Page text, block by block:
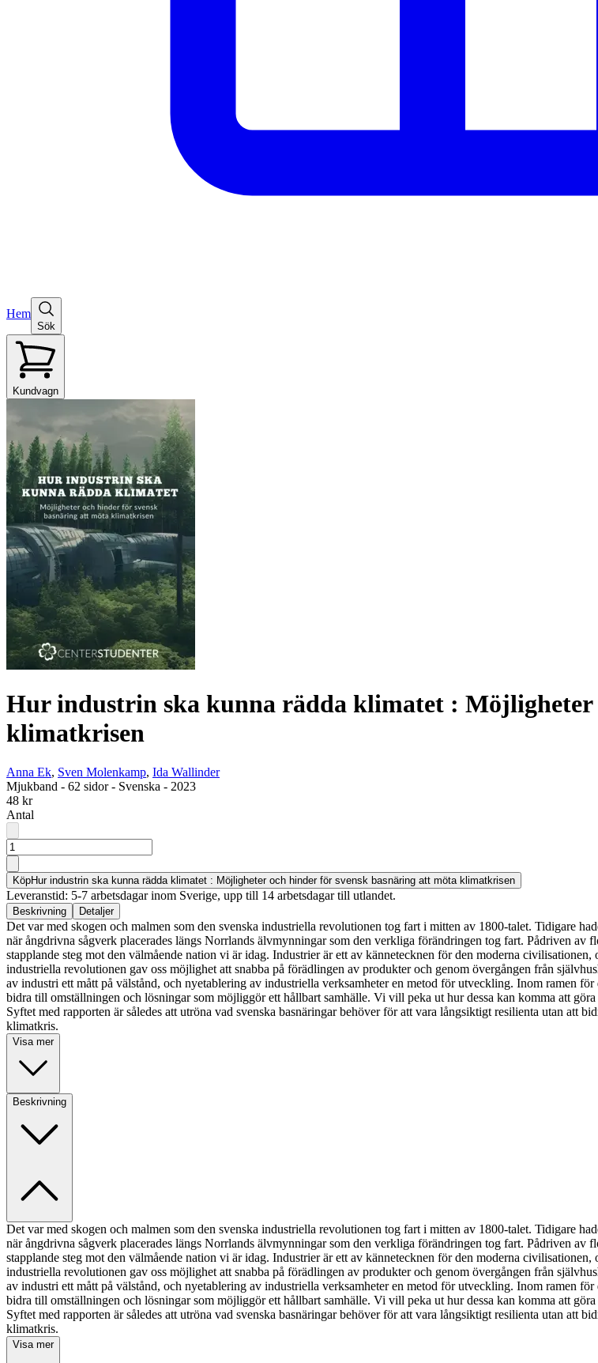
Hem
Sök
Kundvagn
Hur industrin ska kunna rädda klimatet : Möjligheter
klimatkrisen
Anna Ek, Sven Molenkamp, Ida Wallinder
Mjukband - 62 sidor- Svenska - 2023
48 kr
Antal
KöpHur industrin ska kunna rädda klimatet : Möjligheter och hinder för svensk basnäring att möta klimatkrisen
Leveranstid: 5-7 arbetsdagar inom Sverige, upp till 14 arbetsdagar till utlandet.
Beskrivning Detaljer
Det var med skogen och malmen som den svenska industriella revolutionen tog fart i mitten av 1800-talet. Tidigare
när ångdrivna sågverk placerades längs Norrlands älvmynningar som den verkliga förändringen tog fart. Pådriven
stapplande steg mot den välmående nation vi är idag. Industrier är ett av kännetecknen för den moderna
industriella revolutionen gav oss möjlighet att snabba på förädlingen av produkter och genom övergången från
av industri ett mått på välstånd, och nyetablering av industriella verksamheter en metod för utveckling. Inom ramen
bidra till omställningen och lösningar som möjliggör ett hållbart samhälle. Vi vill peka ut hur dessa kan komma att
Syftet med rapporten är således att utröna vad svenska basnäringar behöver för att vara långsiktigt resilienta utan att
klimatkris.
Visa mer
Beskrivning
Det var med skogen och malmen som den svenska industriella revolutionen tog fart i mitten av 1800-talet. Tidigare
när ångdrivna sågverk placerades längs Norrlands älvmynningar som den verkliga förändringen tog fart. Pådriven
stapplande steg mot den välmående nation vi är idag. Industrier är ett av kännetecknen för den moderna
industriella revolutionen gav oss möjlighet att snabba på förädlingen av produkter och genom övergången från
av industri ett mått på välstånd, och nyetablering av industriella verksamheter en metod för utveckling. Inom ramen
bidra till omställningen och lösningar som möjliggör ett hållbart samhälle. Vi vill peka ut hur dessa kan komma att
Syftet med rapporten är således att utröna vad svenska basnäringar behöver för att vara långsiktigt resilienta utan att
klimatkris.
Visa mer